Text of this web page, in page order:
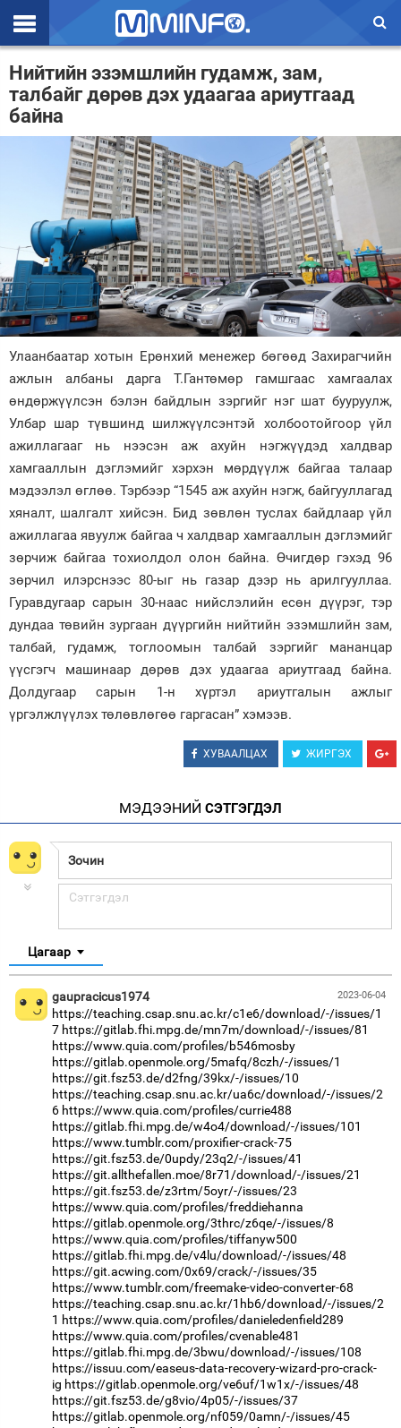
Эхлэл
Цаг агаар
Валют ханш
Эдийн засаг
Үзэл бодол
Спорт
Нийгэм
Дэлхий
Зурхай
Нийтийн эзэмшлийн гудамж, зам,
талбайг дөрөв дэх удаагаа ариутгаад
байна
Улаанбаатар хотын Ерөнхий менежер бөгөөд Захирагчийн
ажлын албаны дарга Т.Гантөмөр гамшгаас хамгаалах
өндөржүүлсэн бэлэн байдлын зэргийг нэг шат бууруулж,
Улбар шар түвшинд шилжүүлсэнтэй холбоотойгоор үйл
ажиллагааг нь нээсэн аж ахуйн нэгжүүдэд халдвар
хамгааллын дэглэмийг хэрхэн мөрдүүлж байгаа талаар
мэдээлэл өглөө. Тэрбээр “1545 аж ахуйн нэгж, байгууллагад
хяналт, шалгалт хийсэн. Бид зөвлөн туслах байдлаар үйл
ажиллагаа явуулж байгаа ч халдвар хамгааллын дэглэмийг
зөрчиж байгаа тохиолдол олон байна. Өчигдөр гэхэд 96
зөрчил илэрснээс 80-ыг нь газар дээр нь арилгууллаа.
Гуравдугаар сарын 30-наас нийслэлийн есөн дүүрэг, тэр
дундаа төвийн зургаан дүүргийн нийтийн эзэмшлийн зам,
талбай, гудамж, тоглоомын талбай зэргийг мананцар
үүсгэгч машинаар дөрөв дэх удаагаа ариутгаад байна.
Долдугаар сарын 1-н хүртэл ариутгалын ажлыг
үргэлжлүүлэх төлөвлөгөө гаргасан” хэмээв.
ХУВААЛЦАХ ЖИРГЭХ
МЭДЭЭНИЙ СЭТГЭГДЭЛ
Цагаар
2023-06-04
gaupracicus1974
https://teaching.csap.snu.ac.kr/c1e6/download/-/issues/1
7 https://gitlab.fhi.mpg.de/mn7m/download/-/issues/81
https://www.quia.com/profiles/b546mosby
https://gitlab.openmole.org/5mafq/8czh/-/issues/1
https://git.fsz53.de/d2fng/39kx/-/issues/10
https://teaching.csap.snu.ac.kr/ua6c/download/-/issues/2
6 https://www.quia.com/profiles/currie488
https://gitlab.fhi.mpg.de/w4o4/download/-/issues/101
https://www.tumblr.com/proxifier-crack-75
https://git.fsz53.de/0updy/23q2/-/issues/41
https://git.allthefallen.moe/8r71/download/-/issues/21
https://git.fsz53.de/z3rtm/5oyr/-/issues/23
https://www.quia.com/profiles/freddiehanna
https://gitlab.openmole.org/3thrc/z6qe/-/issues/8
https://www.quia.com/profiles/tiffanyw500
https://gitlab.fhi.mpg.de/v4lu/download/-/issues/48
https://git.acwing.com/0x69/crack/-/issues/35
https://www.tumblr.com/freemake-video-converter-68
https://teaching.csap.snu.ac.kr/1hb6/download/-/issues/2
1 https://www.quia.com/profiles/danieledenfield289
https://www.quia.com/profiles/cvenable481
https://gitlab.fhi.mpg.de/3bwu/download/-/issues/108
https://issuu.com/easeus-data-recovery-wizard-pro-crack-
ig https://gitlab.openmole.org/ve6uf/1w1x/-/issues/48
https://git.fsz53.de/g8vio/4p05/-/issues/37
https://gitlab.openmole.org/nf059/0amn/-/issues/45